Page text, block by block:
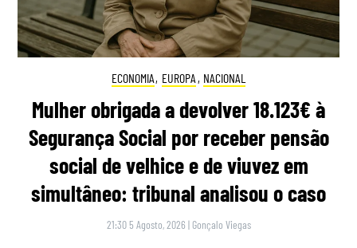
ECONOMIA, EUROPA , NACIONAL
Mulher obrigada a devolver 18.123€ à
Segurança Social por receber pensão
social de velhice e de viuvez em
simultâneo: tribunal analisou o caso
21:30 5 Agosto, 2026 | Gonçalo Viegas